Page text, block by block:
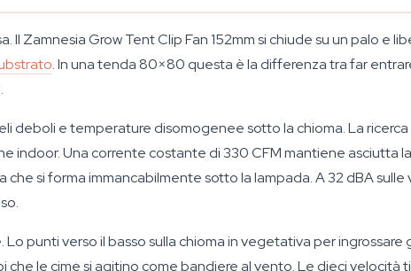
Zamnesia Grow Tent Clip Fan 152mm si chiude su un palo e
. In una tenda 80×80 questa è la differenza tra far
e temperature disomogenee sotto la chioma. La
indoor. Una corrente costante di 330 CFM mantiene asciutta
si forma immancabilmente sotto la lampada. A 32 dBA
punti verso il basso sulla chioma in vegetativa per ingrossare
le cime si agitino come bandiere al vento. Le dieci velocità